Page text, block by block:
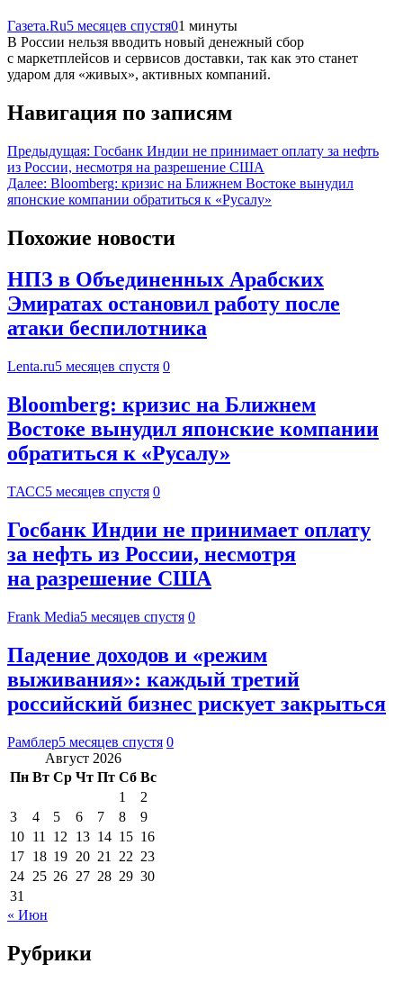
Газета.Ru5 месяцев спустя01 минуты
В России нельзя вводить новый денежный сбор
с маркетплейсов и сервисов доставки, так как это станет
ударом для «живых», активных компаний.
Навигация по записям
Предыдущая: Госбанк Индии не принимает оплату за нефть
из России, несмотря на разрешение США
Далее: Bloomberg: кризис на Ближнем Востоке вынудил
японские компании обратиться к «Русалу»
Похожие новости
НПЗ в Объединенных Арабских
Эмиратах остановил работу после
атаки беспилотника
Lenta.ru5 месяцев спустя 0
Bloomberg: кризис на Ближнем
Востоке вынудил японские компании
обратиться к «Русалу»
ТАСС5 месяцев спустя 0
Госбанк Индии не принимает оплату
за нефть из России, несмотря
на разрешение США
Frank Media5 месяцев спустя 0
Падение доходов и «режим
выживания»: каждый третий
российский бизнес рискует закрыться
Рамблер5 месяцев спустя 0
Август 2026
Пн Вт Ср Чт Пт Сб Вс
1
2
3
4 5 6 7 8
9
10 11 12 13 14 15 16
17 18 19 20 21 22 23
24 25 26 27 28 29 30
31
« Июн
Рубрики